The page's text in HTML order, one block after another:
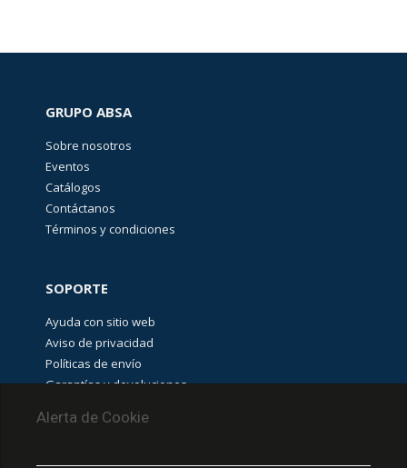
Alerta de Cookie
GRUPO ABSA
Sobre nosotros
Eventos
Catálogos
Contáctanos
Términos y condiciones
SOPORTE
Ayuda con sitio web
Aviso de privacidad
Políticas de envío
Garantías y devoluciones